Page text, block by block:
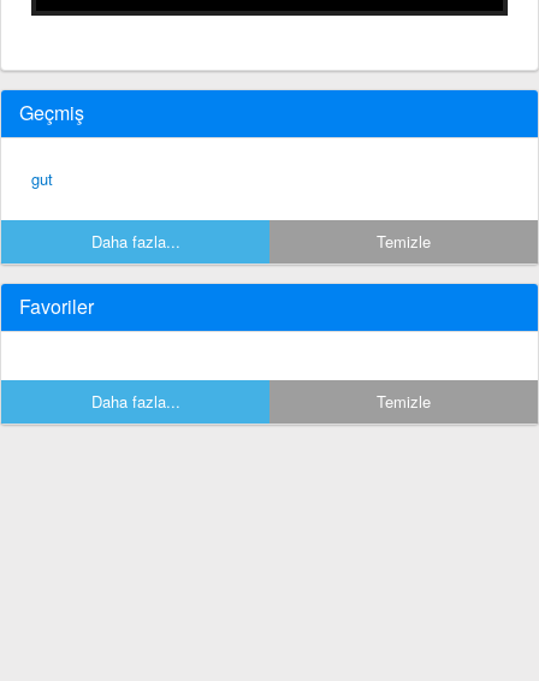
Geçmiş
gut
Daha fazla... Temizle
Favoriler
Daha fazla... Temizle